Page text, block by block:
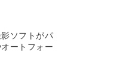
ソフトがパ
ートフォー